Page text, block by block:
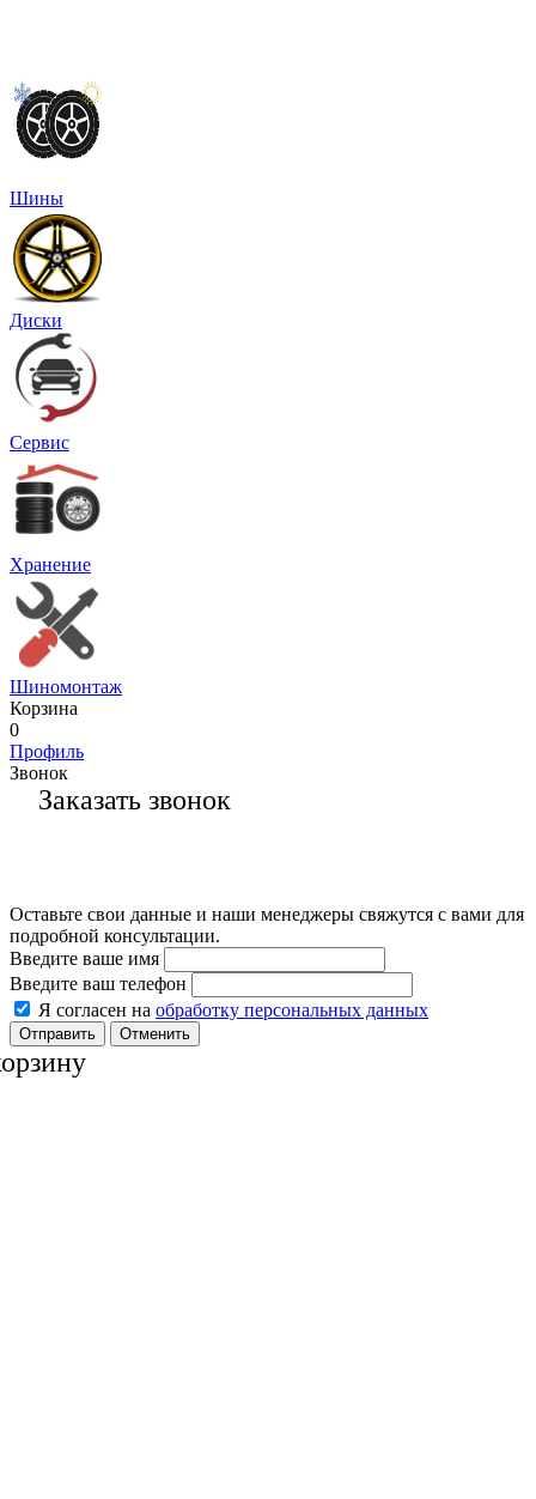
Шины
Диски
Сервис
Хранение
Шиномонтаж
Корзина
0
Профиль
Звонок
Заказать звонок
Оставьте свои данные и наши менеджеры свяжутся с вами для
подробной консультации.
Введите ваше имя
Введите ваш телефон
Я согласен на обработку персональных данных
Отменить